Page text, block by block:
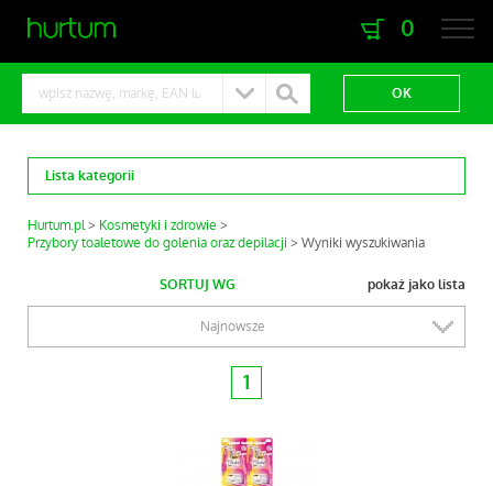
0
Lista kategorii
Hurtum.pl
Kosmetyki i zdrowie
Przybory toaletowe do golenia oraz depilacji
Wyniki wyszukiwania
pokaż jako lista
SORTUJ WG
Najnowsze
1